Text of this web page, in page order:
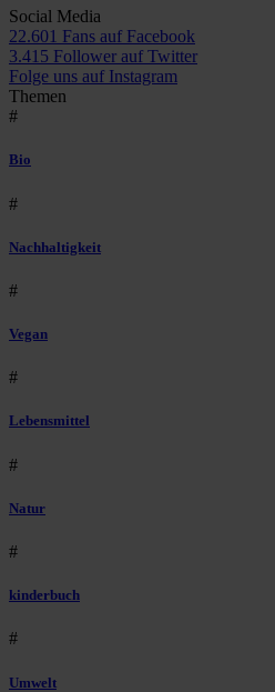
Social Media
22.601 Fans auf Facebook
3.415 Follower auf Twitter
Folge uns auf Instagram
Themen
#
Bio
#
Nachhaltigkeit
#
Vegan
#
Lebensmittel
#
Natur
#
kinderbuch
#
Umwelt